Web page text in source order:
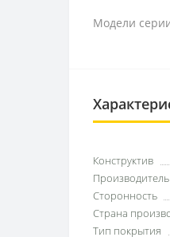
Модели
Конструктив
Производитель
Сторонность
Страна
Тип покрытия